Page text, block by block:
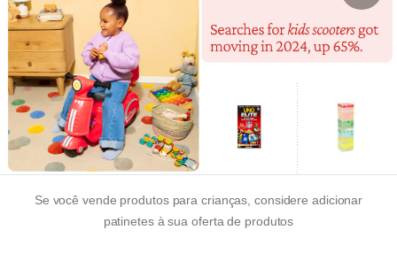
Se você vende produtos para crianças, considere adicionar
patinetes à sua oferta de produtos